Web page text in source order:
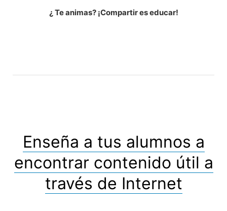
¿ Te animas? ¡Compartir es educar!
Enseña a tus alumnos a
encontrar contenido útil a
través de Internet